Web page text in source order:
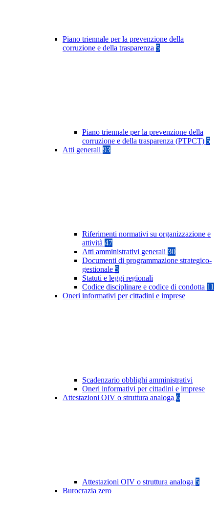
Piano triennale per la prevenzione della
corruzione e della trasparenza 5
Piano triennale per la prevenzione della
corruzione e della trasparenza (PTPCT) 5
Atti generali 93
Riferimenti normativi su organizzazione e
attività 47
Atti amministrativi generali 30
Documenti di programmazione strategico-
gestionale 5
Statuti e leggi regionali
Codice disciplinare e codice di condotta 11
Oneri informativi per cittadini e imprese
Scadenzario obblighi amministrativi
Oneri informativi per cittadini e imprese
Attestazioni OIV o struttura analoga 6
Attestazioni OIV o struttura analoga 5
Burocrazia zero